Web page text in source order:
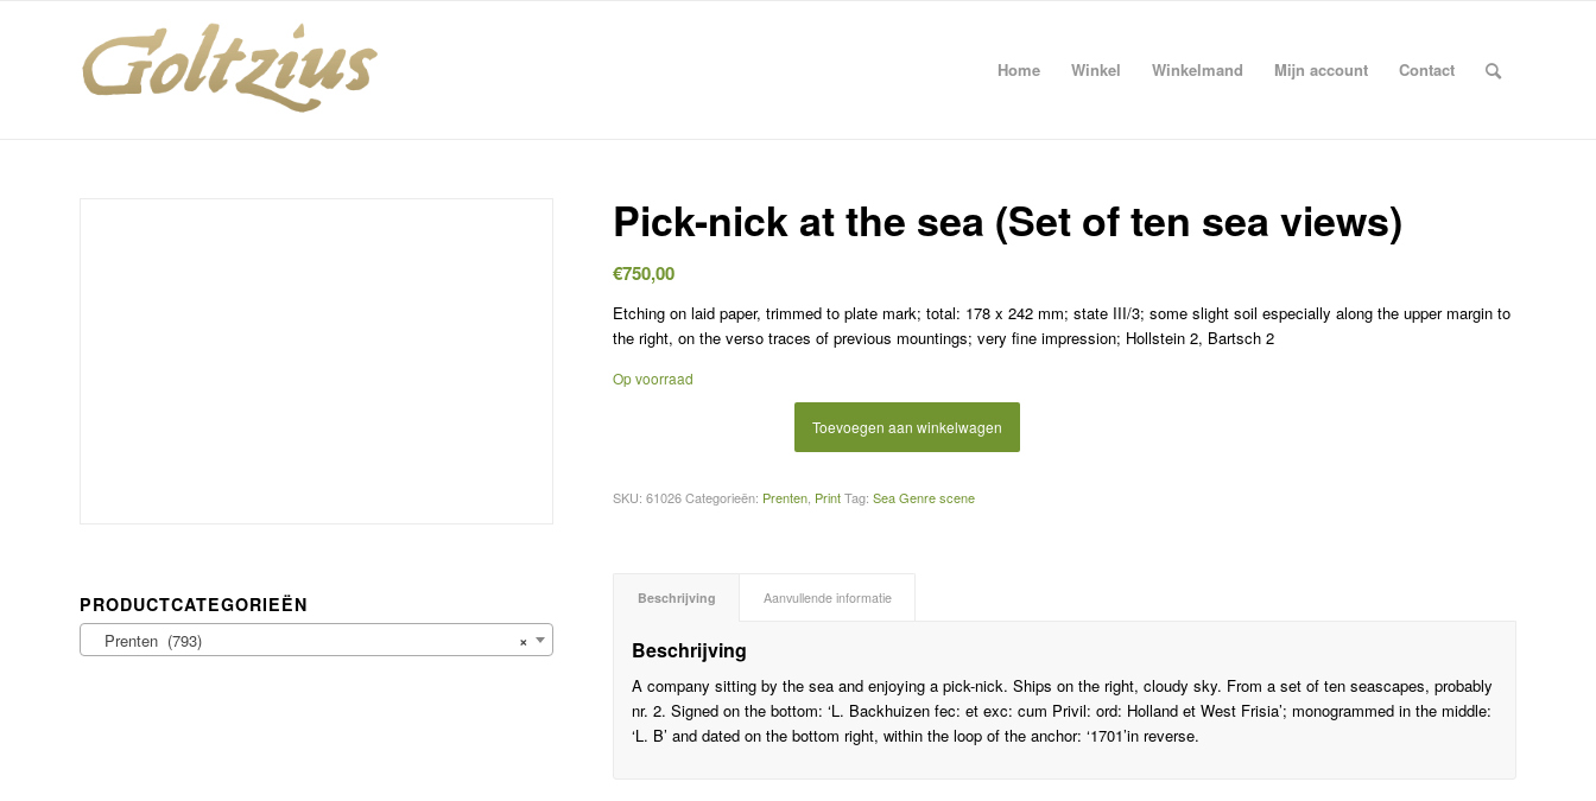
Home Winkel Winkelmand Mijn account Contact
PRODUCTCATEGORIEËN
×
Prenten (793)
Pick-nick at the sea (Set of ten sea views)
€750,00
Etching on laid paper, trimmed to plate mark; total: 178 x 242 mm; state III/3; some slight soil especially along the upper margin to
the right, on the verso traces of previous mountings; very fine impression; Hollstein 2, Bartsch 2
Op voorraad
Toevoegen aan winkelwagen
SKU:61026 Categorieën: Prenten, Print Tag:Sea Genre scene
Beschrijving Aanvullende informatie
Beschrijving
A company sitting by the sea and enjoying a pick-nick. Ships on the right, cloudy sky. From a set of ten seascapes, probably
nr. 2. Signed on the bottom: ‘L. Backhuizen fec: et exc: cum Privil: ord: Holland et West Frisia’; monogrammed in the middle:
‘L. B’ and dated on the bottom right, within the loop of the anchor: ‘1701’in reverse.